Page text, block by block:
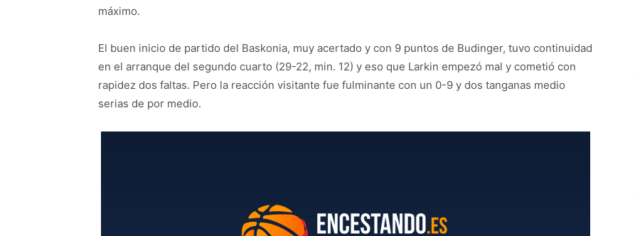
máximo.
El buen inicio de partido del Baskonia, muy acertado y con 9 puntos de Budinger, tuvo continuidad
en el arranque del segundo cuarto (29-22, min. 12) y eso que Larkin empezó mal y cometió con
rapidez dos faltas. Pero la reacción visitante fue fulminante con un 0-9 y dos tanganas medio
serias de por medio.